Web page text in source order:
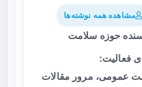
مشاهده همه نوشته‌ها
حوزه سلامت
فعالیت:
عمومی، مرور مقالات